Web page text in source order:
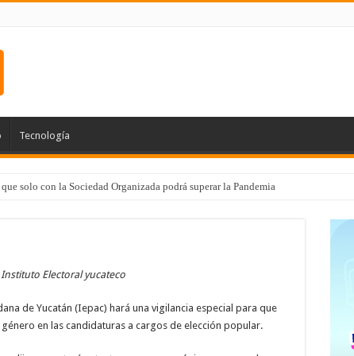
Tecnología
solo con la Sociedad Organizada podrá superar la Pandemia
Electoral yucateco
de Yucatán (Iepac) hará una vigilancia especial para que
en las candidaturas a cargos de elección popular.